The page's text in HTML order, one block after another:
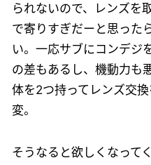
られないので、レンズを
で寄りすぎだーと思った
い。一応サブにコンデジ
の差もあるし、機動力も
体を2つ持ってレンズ交
変。
そうなると欲しくなって